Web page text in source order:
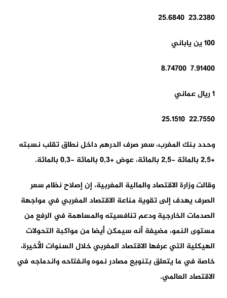
23.2380 25.6840
100 ين ياباني
7.91400 8.74700
1 ريال عماني
22.7550 25.1510
وحدد بنك المغرب، سعر صرف الدرهم داخل نطاق تقلب نسبته
+2,5 بالمائة -2,5 بالمائة، عوض +0,3 بالمائة -0,3 بالمائة.
وقالت وزارة الاقتصاد والمالية المغربية، إن إصلاح نظام سعر
الصرف يهدف إلى تقوية مناعة الاقتصاد المغربي في مواجهة
الصدمات الخارجية ودعم تنافسيته والمساهمة في الرفع من
مستوى النمو، مضيفة أنه سيمكن أيضا من مواكبة التحولات
الهيكلية التي عرفها الاقتصاد المغربي خلال السنوات الأخيرة،
خاصة في ما يتعلق بتنويع مصادر نموه وانفتاحه واندماجه في
الاقتصاد العالمي.